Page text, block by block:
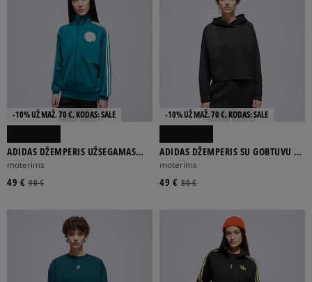
-10% UŽ MAŽ. 70 €, KODAS: SALE
ADIDAS DŽEMPERIS UŽSEGAMAS
TULLE FB TT
moterims
90 €
49 €
-10% UŽ MAŽ. 70 €, KODAS: SALE
ADIDAS DŽEMPERIS SU GOBTUVU 3
STRIPES HOODY
moterims
80 €
49 €